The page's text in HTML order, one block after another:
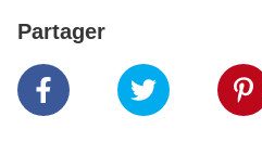
Partager